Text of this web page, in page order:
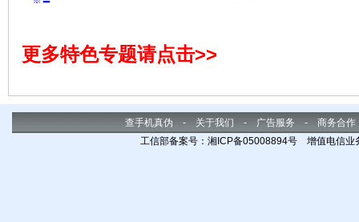
更多特色专题请点击>>
查手机真伪 - 关于我们 - 广告服务 - 商务合作
工信部备案号：湘ICP备05008894号 增值电信